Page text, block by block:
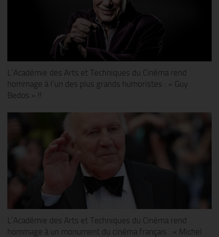
L’Académie des Arts et Techniques du Cinéma rend
hommage à l’un des plus grands humoristes : « Guy
Bedos » !!
L’Académie des Arts et Techniques du Cinéma rend
hommage à un monument du cinéma français : « Michel